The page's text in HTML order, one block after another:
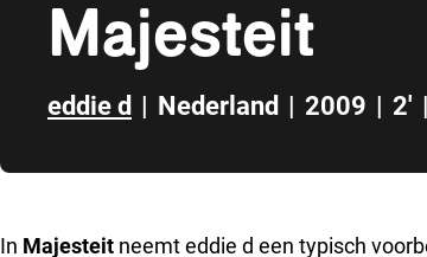
Majesteit
eddie d | Nederland | 2009 | 2' |
In Majesteit neemt eddie d een typisch